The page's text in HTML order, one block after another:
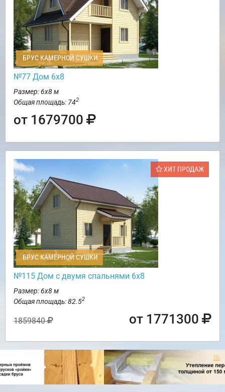
БРУС КАМЕРНОЙ СУШКИ
№77 Дом 6х8
Размер: 6х8 м
Общая площадь: 742
от 1679700
ХИТ ПРОДАЖ
БРУС КАМЕРНОЙ СУШКИ
№115 Дом с двумя спальнями 6х8
Размер: 6х8 м
Общая площадь: 82.52
1859840 от 1771300